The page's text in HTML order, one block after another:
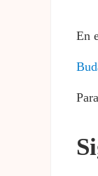
En